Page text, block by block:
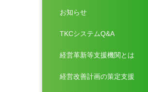
お知らせ
TKCシステムQ&A
経営革新等支援機関とは
経営改善計画の策定支援